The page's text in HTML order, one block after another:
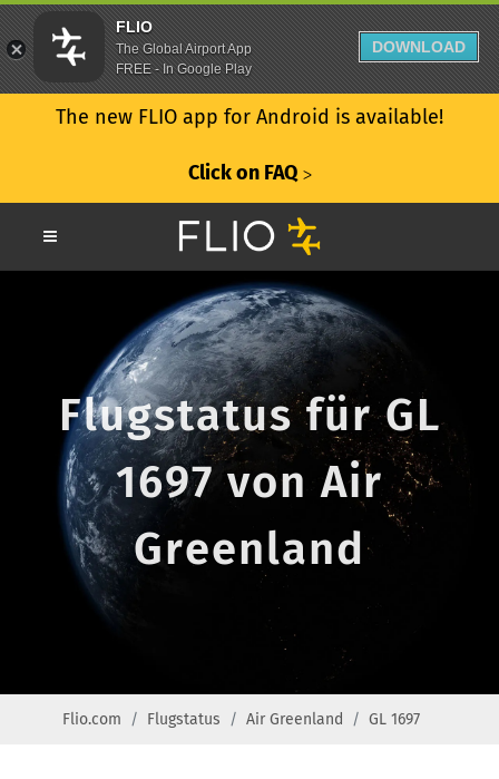
The new FLIO app for Android is available!
Click on FAQ ᐳ
Flugstatus für GL
1697 von Air
Greenland
Flio.com Flugstatus Air Greenland GL 1697
FLIO
The Global Airport App
FREE - In Google Play
DOWNLOAD